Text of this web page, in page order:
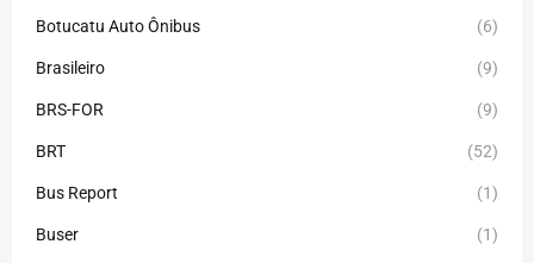
Botucatu Auto Ônibus (6)
Brasileiro (9)
BRS-FOR (9)
BRT (52)
Bus Report (1)
Buser (1)